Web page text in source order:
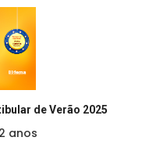
de Verão 2025
anos